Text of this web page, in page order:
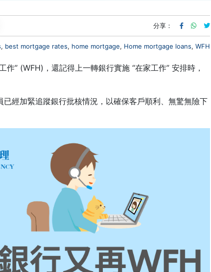
分享：
, best mortgage rates, home mortgage, Home mortgage loans, WFH
” (WFH)，還記得上一轉銀行實施 “在家工作” 安排時，
經加緊追蹤銀行批核情況，以確保客戶順利、無驚無險下